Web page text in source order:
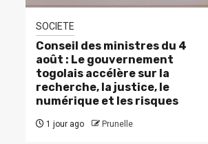
SOCIETE
Conseil des ministres du 4
août : Le gouvernement
togolais accélère sur la
recherche, la justice, le
numérique et les risques
1 jour ago Prunelle